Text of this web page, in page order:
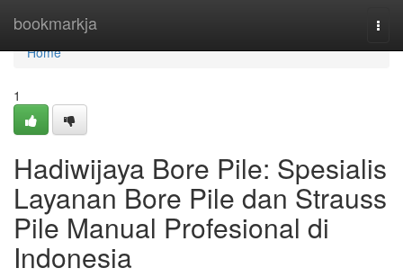
bookmarkja
Home
Home
1
Hadiwijaya Bore Pile: Spesialis
Layanan Bore Pile dan Strauss
Pile Manual Profesional di
Indonesia